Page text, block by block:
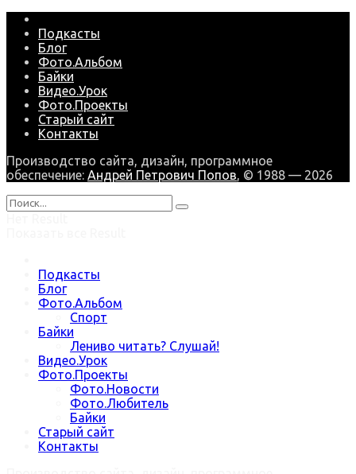
Подкасты
Блог
Фото.Альбом
Байки
Видео.Урок
Фото.Проекты
Старый сайт
Контакты
Производство сайта, дизайн, программное
обеспечение: Андрей Петрович Попов, © 1988 — 2026
Подкасты
Блог
Фото.Альбом
Спорт
Байки
Лениво читать? Слушай!
Видео.Урок
Фото.Проекты
Фото.Новости
Фото.Любитель
Байки
Старый сайт
Контакты